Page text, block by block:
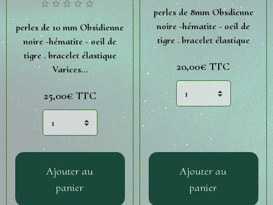
perles de 10 mm Obsidienne
noire -hématite - oeil de
tigre . bracelet élastique
Varices...
25,00€ TTC
Ajouter au
panier
perles de 8mm Obsdienne
noire -hématite - oeil de
tigre . bracelet élastique
20,00€ TTC
Ajouter au
panier